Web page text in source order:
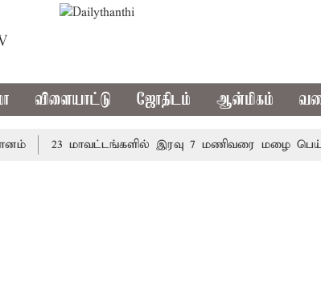
விளையாட்டு ஜோதிடம் ஆன்மிகம்
23 மாவட்டங்களில் இரவு 7 மணிவரை மழை பெய்ய